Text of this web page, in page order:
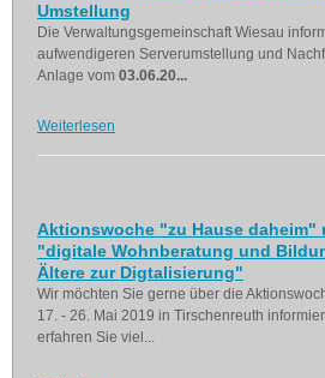
Umstellung
Die Verwaltungsgemeinschaft Wiesau
aufwendigeren Serverumstellung und
Anlage vom 03.06.20...
Weiterlesen
Aktionswoche "zu Hause daheim"
"digitale Wohnberatung und
Ältere zur Digtalisierung"
Wir möchten Sie gerne über die
17. - 26. Mai 2019 in Tirschenreuth
erfahren Sie viel...